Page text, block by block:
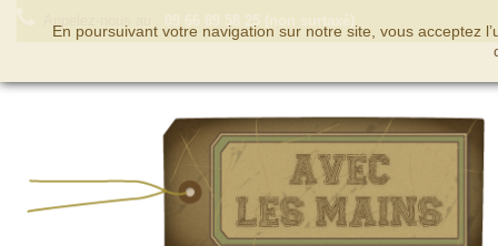
En poursuivant votre navigation sur notre site, vous acceptez